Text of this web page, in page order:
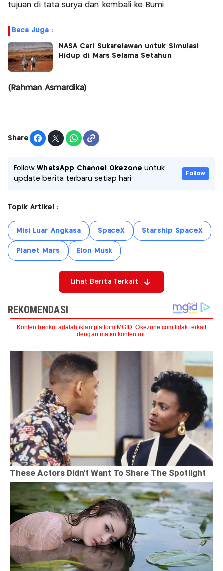
tujuan di tata surya dan kembali ke Bumi.
Baca Juga :
NASA Cari Sukarelawan untuk Simulasi
Hidup di Mars Selama Setahun
(Rahman Asmardika)
Share
FollowWhatsApp Channel Okezone untuk
update berita terbaru setiap hari
Follow
Topik Artikel :
Misi Luar Angkasa SpaceX Starship SpaceX
Planet Mars Elon Musk
Lihat Berita Terkait